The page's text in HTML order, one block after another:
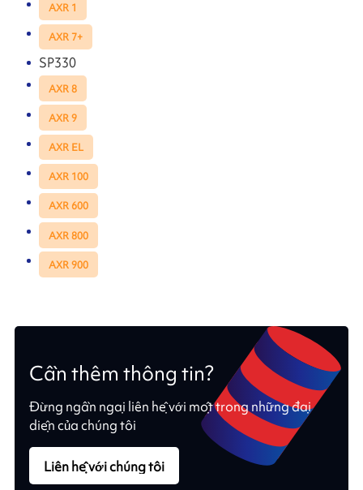
AXR 1
AXR 7+
SP330
AXR 8
AXR 9
AXR EL
AXR 100
AXR 600
AXR 800
AXR 900
Cần thêm thông tin?
Đừng ngần ngại liên hệ với một trong những đại
diện của chúng tôi
Liên hệ với chúng tôi